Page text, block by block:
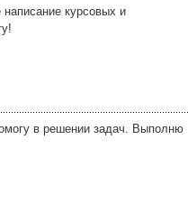
курсовых и
в решении задач. Выполню